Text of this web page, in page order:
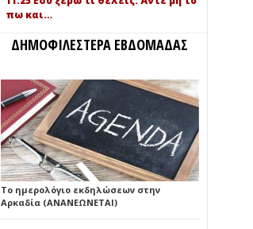
πω και…
ΔΗΜΟΦΙΛΕΣΤΕΡΑ ΕΒΔΟΜΑΔΑΣ
Το ημερολόγιο εκδηλώσεων στην
Αρκαδία (ΑΝΑΝΕΩΝΕΤΑΙ)